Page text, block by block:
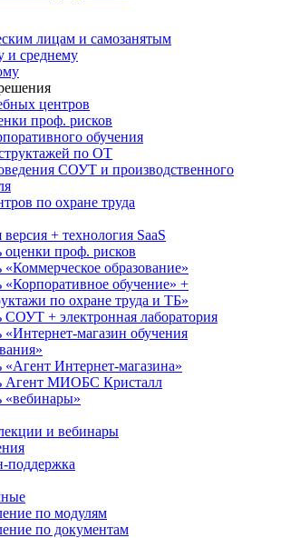
лицам и самозанятым
и среднему
центров
проф. рисков
обучения
по ОТ
СОУТ и производственного
по охране труда
версия + технология SaaS
оценки проф. рисков
образование»
обучение» +
по охране труда и ТБ»
СОУТ + электронная лаборатория
магазин обучения
Интернет-магазина»
Агент МИОБС Кристалл
«вебинары»
и вебинары
поддержка
по модулям
по документам